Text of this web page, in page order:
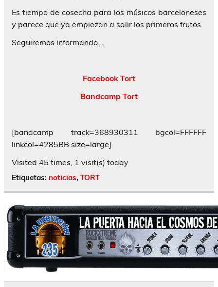
Es tiempo de cosecha para los músicos barceloneses
y parece que ya empiezan a salir los primeros frutos.
Seguiremos informando…
Facebook Tort
Bandcamp Tort
[bandcamp track=368930311 bgcol=FFFFFF
linkcol=4285BB size=large]
Visited 45 times, 1 visit(s) today
Etiquetas: noticias, TORT